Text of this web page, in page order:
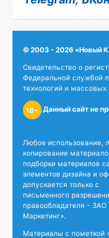
© 2003 - 2026 «Новый
Свидетельство о
Федеральной службой
технологий и массовых
18+ Данный сайт не
Любое использование,
копирование
подборки материалов
элементов дизайна и
допускается только с
письменного
правообладателя - ЗАО
Маркетинг».
Материалы с пометкой